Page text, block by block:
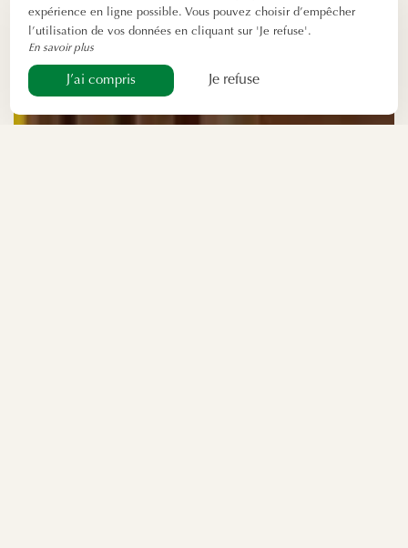
expérience en ligne possible. Vous pouvez choisir d’empêcher
l’utilisation de vos données en cliquant sur 'Je refuse'.
En savoir plus
J’ai compris Je refuse